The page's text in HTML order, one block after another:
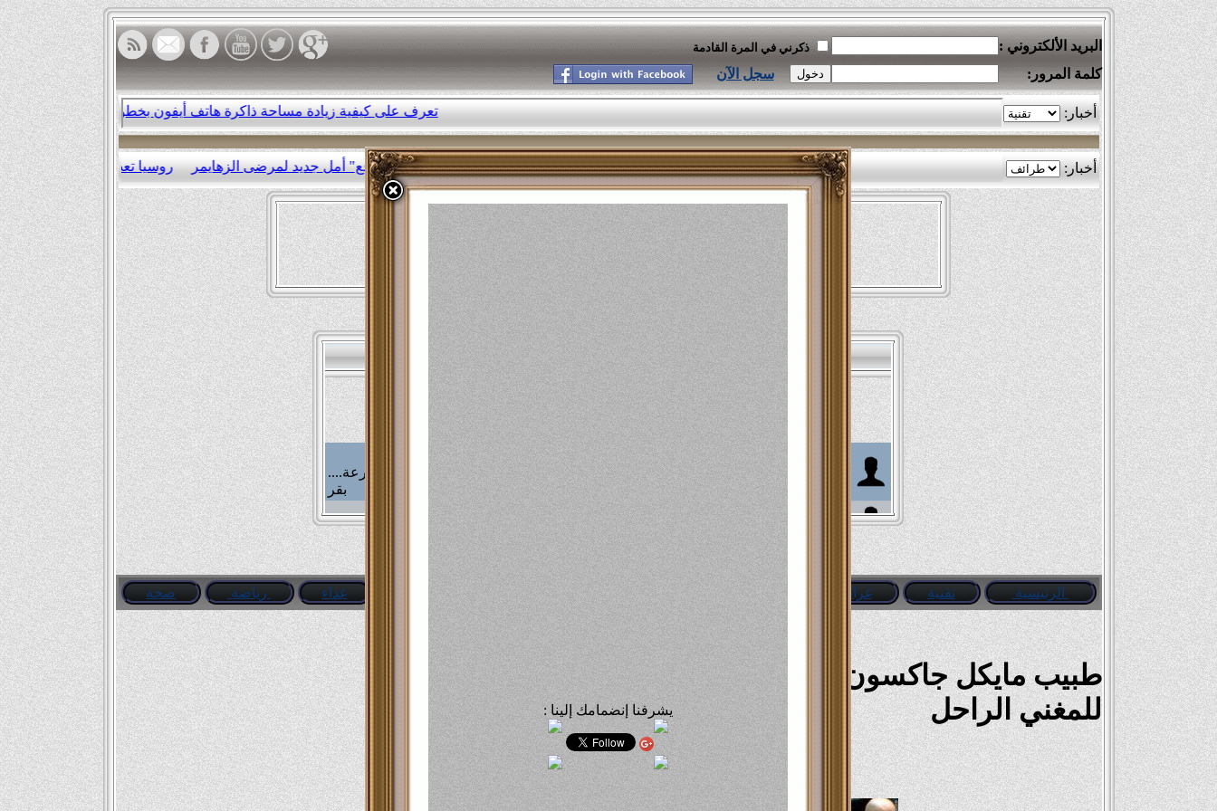
البريد الألكتروني : ذكرني في المرة القادمة
كلمة المرور: سجل الآن
موسوعة النكت
Mahmoud Elsaid
بقر
....واحدة كانت حاطة كرسى وبتبص فوق الدولاب على حاجة فا أختل توازنها وهى بتقع
لمحت
كمسري أبوة مات ماشى في الجنازة يقول يا حضرات الجنازة فاضية آدام
....واحد مسطول لابس جزمة سودة و جزمة بيضة .. صاحبه بيقوله ايه ياعم الشياكة دي...
قاله
....وحده ضاعت شنطتها راحت تبلغ الشرطه قالولها ولا يهمك روحي البيت و حنا بنطلع
الشنطة
صحة غذاء جريمة فنون سياسة علوم غرائب تقنية
طبيب مايكل جاكسون يسجن بتهمة القتل غير العمد
للمغني الراحل
: يشرفنا إنضمامك إلينا